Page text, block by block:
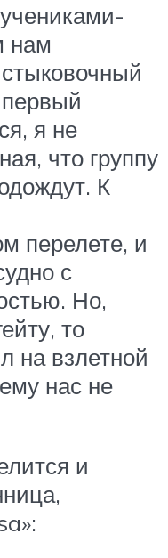
нам
я не
что группу
К
перелете, и
с
Но,
то
на взлетной
нас не
и